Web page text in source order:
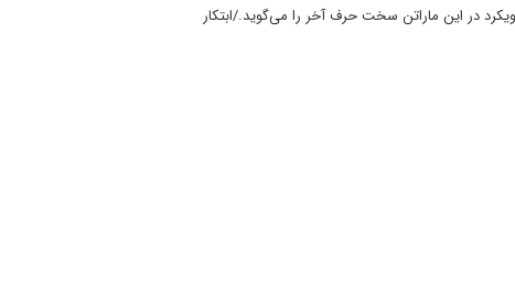
در این ماراتن سخت حرف آخر را می‌گوید./ابتکار